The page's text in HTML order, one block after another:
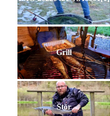
Grill
Stör